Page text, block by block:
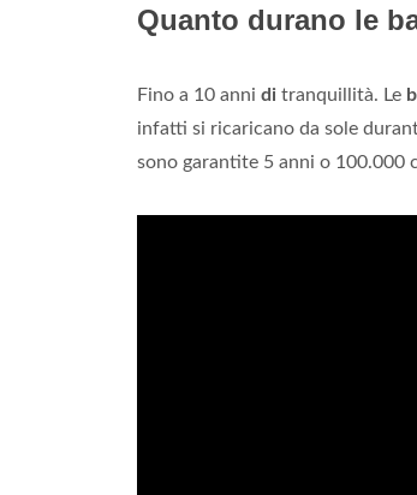
Quanto durano le
Fino a 10 anni di tranquillità. Le
infatti si ricaricano da sole
sono garantite 5 anni o 100.000